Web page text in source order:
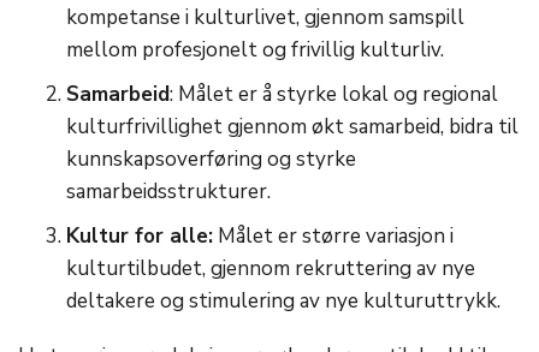
kompetanse i kulturlivet, gjennom samspill
mellom profesjonelt og frivillig kulturliv.
Samarbeid: Målet er å styrke lokal og regional
kulturfrivillighet gjennom økt samarbeid, bidra til
kunnskapsoverføring og styrke
samarbeidsstrukturer.
Kultur for alle: Målet er større variasjon i
kulturtilbudet, gjennom rekruttering av nye
deltakere og stimulering av nye kulturuttrykk.